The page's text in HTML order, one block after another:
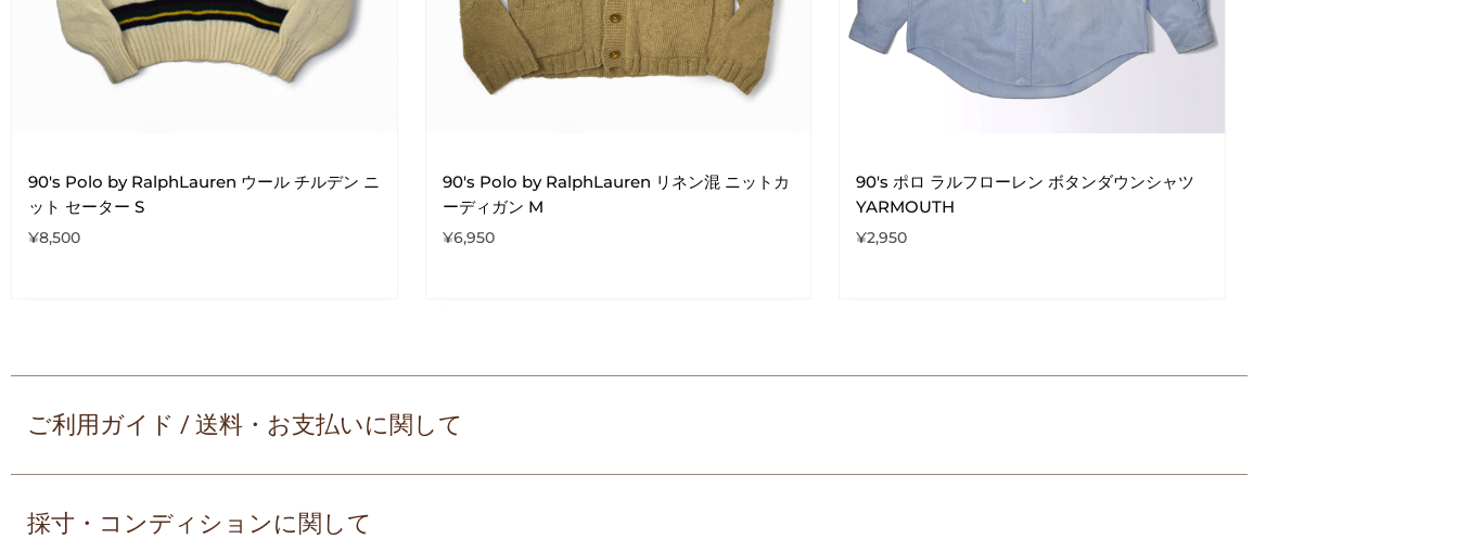
90's Polo by RalphLauren ウール チルデン ニ
ット セーター S
¥8,500
90's Polo by RalphLauren リネン混 ニットカ
ーディガン M
¥6,950
90's ポロ ラルフローレン ボタンダウンシャツ
YARMOUTH
¥2,950
ご利用ガイド / 送料・お支払いに関して
採寸・コンディションに関して